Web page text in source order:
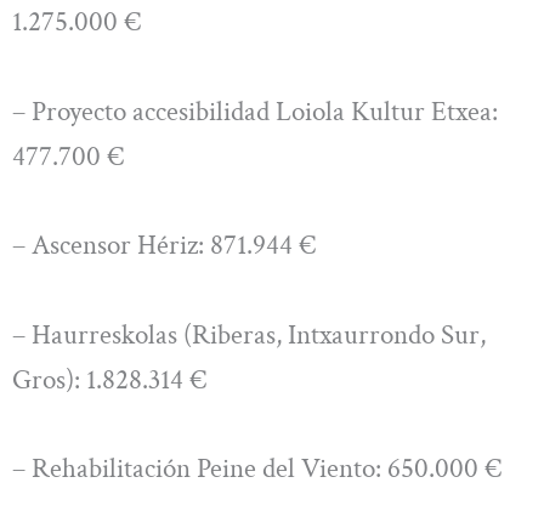
1.275.000 €
– Proyecto accesibilidad Loiola Kultur Etxea:
477.700 €
– Ascensor Hériz: 871.944 €
– Haurreskolas (Riberas, Intxaurrondo Sur,
Gros): 1.828.314 €
– Rehabilitación Peine del Viento: 650.000 €